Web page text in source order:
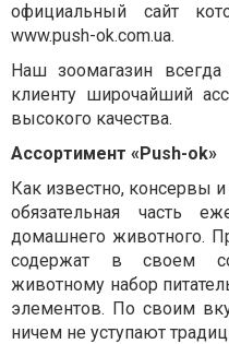
официальный сайт
www.push-ok.com.ua.
Наш зоомагазин
клиенту широчайший
высокого качества.
Ассортимент «Push-ok»
Как известно, консервы
обязательная часть
домашнего животного.
содержат в своем
животному набор
элементов. По своим
ничем не уступают